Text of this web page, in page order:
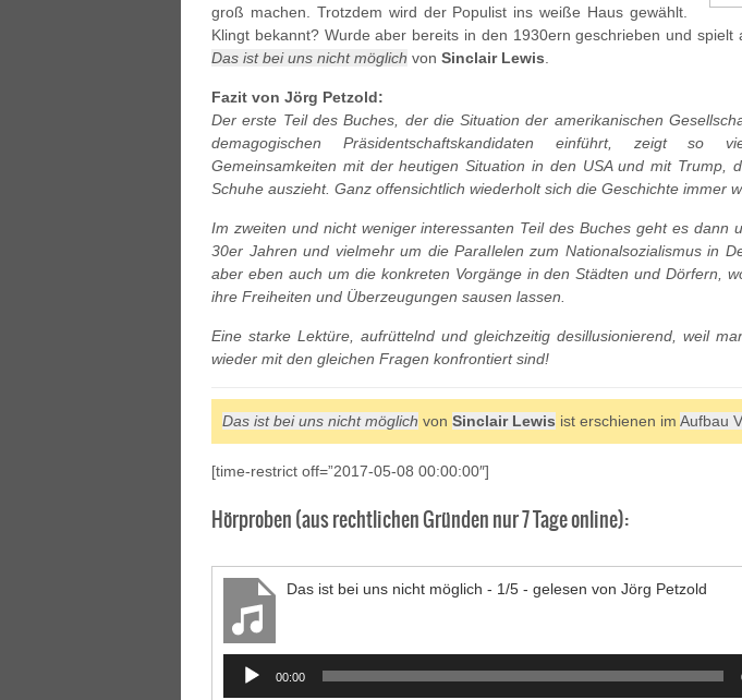
groß machen. Trotzdem wird der Populist ins weiße Haus gewählt.
Klingt bekannt? Wurde aber bereits in den 1930ern geschrieben und spielt
Das ist bei uns nicht möglich von Sinclair Lewis.
Fazit von Jörg Petzold:
Der erste Teil des Buches, der die Situation der amerikanischen
demagogischen Präsidentschaftskandidaten einführt, zeigt so
Gemeinsamkeiten mit der heutigen Situation in den USA und mit Trump,
Schuhe auszieht. Ganz offensichtlich wiederholt sich die Geschichte immer
Im zweiten und nicht weniger interessanten Teil des Buches geht es dann
30er Jahren und vielmehr um die Parallelen zum Nationalsozialismus in
aber eben auch um die konkreten Vorgänge in den Städten und Dörfern,
ihre Freiheiten und Überzeugungen sausen lassen.
Eine starke Lektüre, aufrüttelnd und gleichzeitig desillusionierend, weil
wieder mit den gleichen Fragen konfrontiert sind!
Das ist bei uns nicht möglich von Sinclair Lewis ist erschienen im Aufbau
[time-restrict off=”2017-05-08 00:00:00″]
Hörproben (aus rechtlichen Gründen nur 7 Tage online):
Das ist bei uns nicht möglich - 1/5 - gelesen von Jörg Petzold
Audio
Player
00:00